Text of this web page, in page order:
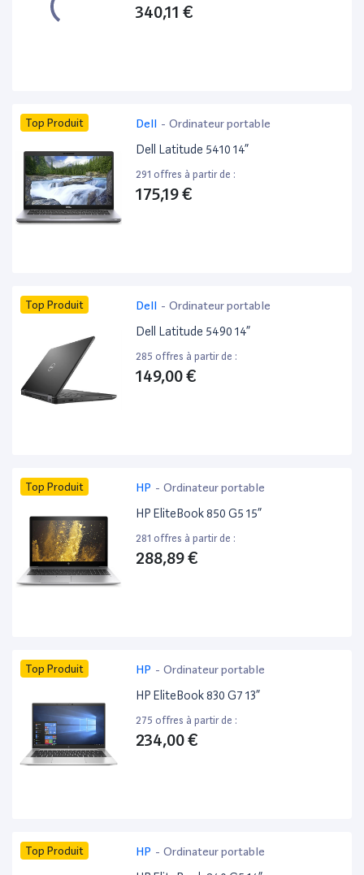
340,11 €
Top Produit Dell - Ordinateur portable
Dell Latitude 5410 14”
291 offres à partir de :
175,19 €
Top Produit Dell - Ordinateur portable
Dell Latitude 5490 14”
285 offres à partir de :
149,00 €
Top Produit HP - Ordinateur portable
HP EliteBook 850 G5 15”
281 offres à partir de :
288,89 €
Top Produit HP - Ordinateur portable
HP EliteBook 830 G7 13”
275 offres à partir de :
234,00 €
Top Produit HP - Ordinateur portable